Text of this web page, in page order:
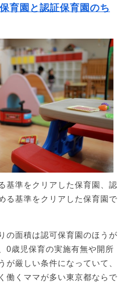
育園と認証保育園のち
基準をクリアした保育園、認
る基準をクリアした保育園で
の面積は認可保育園のほうが
0歳児保育の実施有無や開所
が厳しい条件になっていて、
働くママが多い東京都ならで